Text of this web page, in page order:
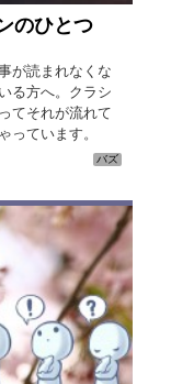
のひとつ
が読まれなくな
る方へ。クラシ
てそれが流れて
っています。
バズ